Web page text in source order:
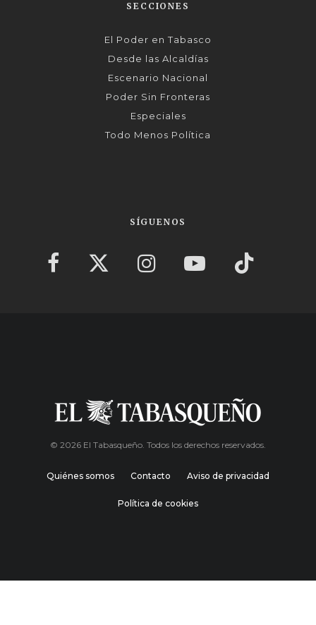
SECCIONES
El Poder en Tabasco
Desde las Alcaldías
Escenario Nacional
Poder Sin Fronteras
Especiales
Todo Menos Política
SÍGUENOS
© 2026 El Tabasqueño. Todos los derechos reservados.
Quiénes somos Contacto Aviso de privacidad
Política de cookies